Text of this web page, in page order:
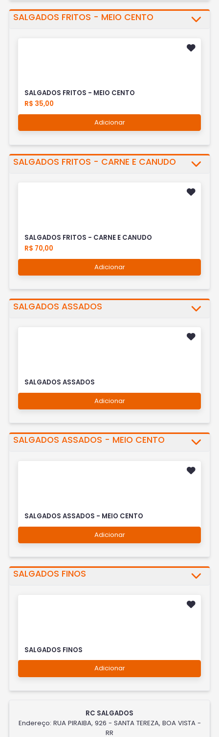
SALGADOS FRITOS - MEIO CENTO
SALGADOS FRITOS - MEIO CENTO
R$ 35,00
Adicionar
SALGADOS FRITOS - CARNE E CANUDO
SALGADOS FRITOS - CARNE E CANUDO
R$ 70,00
Adicionar
SALGADOS ASSADOS
SALGADOS ASSADOS
Adicionar
SALGADOS ASSADOS - MEIO CENTO
SALGADOS ASSADOS - MEIO CENTO
Adicionar
SALGADOS FINOS
SALGADOS FINOS
Adicionar
RC SALGADOS
Endereço: RUA PIRAIBA, 926 - SANTA TEREZA, BOA VISTA -
RR